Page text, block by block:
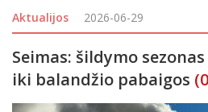
skubiosios pagalbos tarnybų ryšio
skambučio. Nors t
Aktualijos 2026-06-29
Seimas: šildymo
iki balandžio pabaigos